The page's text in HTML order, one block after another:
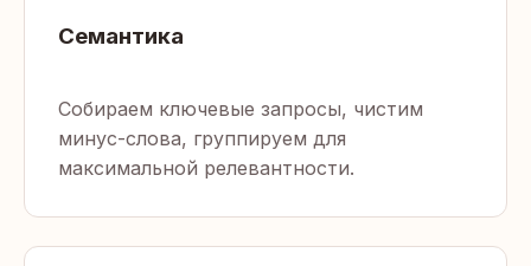
Семантика
Собираем ключевые запросы, чистим
минус-слова, группируем для
максимальной релевантности.